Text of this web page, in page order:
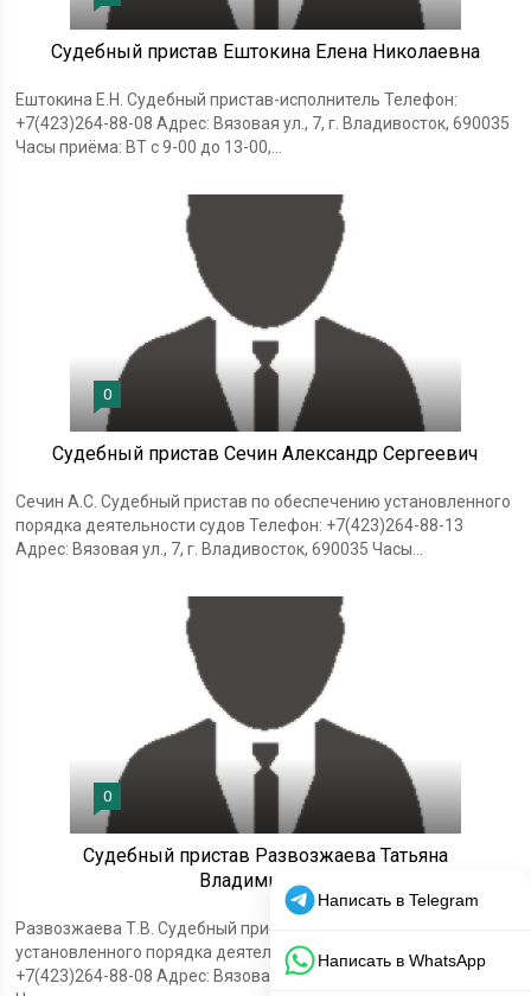
Судебный пристав Ештокина Елена Николаевна
Ештокина Е.Н. Судебный пристав-исполнитель Телефон:
+7(423)264-88-08 Адрес: Вязовая ул., 7, г. Владивосток, 690035
Часы приёма: ВТ с 9-00 до 13-00,...
0
Судебный пристав Сечин Александр Сергеевич
Сечин А.С. Судебный пристав по обеспечению установленного
порядка деятельности судов Телефон: +7(423)264-88-13
Адрес: Вязовая ул., 7, г. Владивосток, 690035 Часы...
0
Судебный пристав Развозжаева Татьяна
Владимировна
Развозжаева Т.В. Судебный пристав по обеспечению
установленного порядка деятельности судов Телефон:
+7(423)264-88-08 Адрес: Вязовая ул., 7, г. Владивосток, 690035